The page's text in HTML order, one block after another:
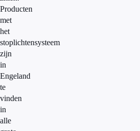
Producten
met
het
stoplichtensysteem
zijn
in
Engeland
te
vinden
in
alle